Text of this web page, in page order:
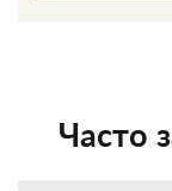
Часто